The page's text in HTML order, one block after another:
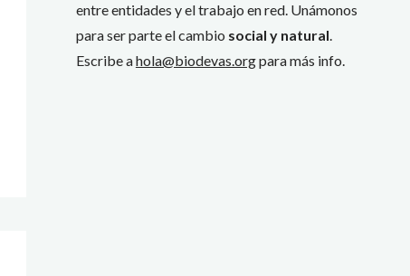
entre entidades y el trabajo en red. Unámonos
para ser parte el cambio social y natural
Escribe ahola@biodevas.orgpara más info.